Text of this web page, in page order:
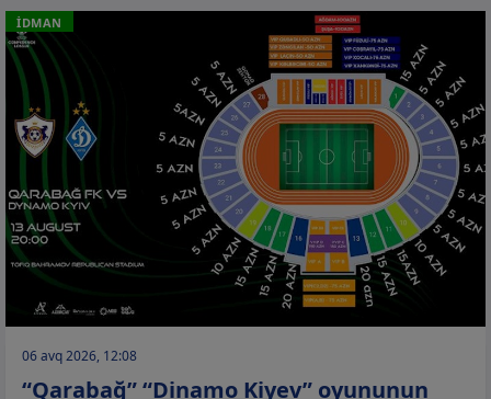
İDMAN
06 avq 2026, 12:08
“Qarabağ” “Dinamo Kiyev” oyununun